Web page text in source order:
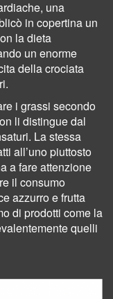
una
in copertina un
la dieta
un enorme
della crociata
i grassi secondo
li distingue dal
La stessa
all’uno piuttosto
a fare attenzione
il consumo
azzurro e frutta
di prodotti come la
quelli